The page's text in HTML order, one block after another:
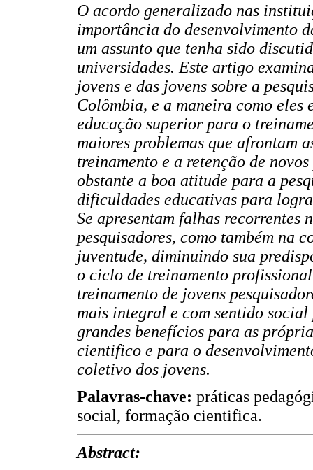
O acordo generalizado nas
importância do desenvolvimento
um assunto que tenha sido
universidades. Este artigo
jovens e das jovens sobre a
Colômbia, e a maneira como eles
educação superior para o
maiores problemas que afrontam
treinamento e a retenção de
obstante a boa atitude para a
dificuldades educativas para
Se apresentam falhas
pesquisadores, como também na
juventude, diminuindo sua
o ciclo de treinamento
treinamento de jovens
mais integral e com sentido
grandes benefícios para as
cientifico e para o
coletivo dos jovens.
Palavras-chave: práticas
social, formação cientifica.
Abstract: